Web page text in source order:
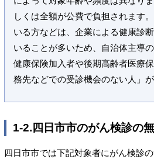
しくは全額が公費で負担されます
いる方などは、企業による健康診
いることが多いため、自治体主導
健康保険加入者や後期高齢者医療
務先などでの受診機会のない人」が
1-2.四日市市のがん検診の
四日市市では下記対象者にがん検診